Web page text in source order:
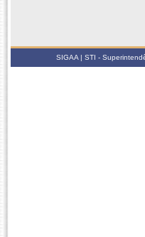
SIGAA | STI -